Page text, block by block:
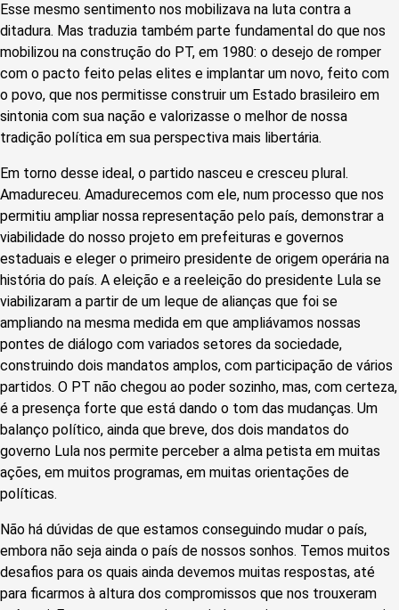
Esse mesmo sentimento nos mobilizava na luta contra a
ditadura. Mas traduzia também parte fundamental do que nos
mobilizou na construção do PT, em 1980: o desejo de romper
com o pacto feito pelas elites e implantar um novo, feito com
o povo, que nos permitisse construir um Estado brasileiro em
sintonia com sua nação e valorizasse o melhor de nossa
tradição política em sua perspectiva mais libertária.
Em torno desse ideal, o partido nasceu e cresceu plural.
Amadureceu. Amadurecemos com ele, num processo que nos
permitiu ampliar nossa representação pelo país, demonstrar a
viabilidade do nosso projeto em prefeituras e governos
estaduais e eleger o primeiro presidente de origem operária na
história do país. A eleição e a reeleição do presidente Lula se
viabilizaram a partir de um leque de alianças que foi se
ampliando na mesma medida em que ampliávamos nossas
pontes de diálogo com variados setores da sociedade,
construindo dois mandatos amplos, com participação de vários
partidos. O PT não chegou ao poder sozinho, mas, com certeza,
é a presença forte que está dando o tom das mudanças. Um
balanço político, ainda que breve, dos dois mandatos do
governo Lula nos permite perceber a alma petista em muitas
ações, em muitos programas, em muitas orientações de
políticas.
Não há dúvidas de que estamos conseguindo mudar o país,
embora não seja ainda o país de nossos sonhos. Temos muitos
desafios para os quais ainda devemos muitas respostas, até
para ficarmos à altura dos compromissos que nos trouxeram